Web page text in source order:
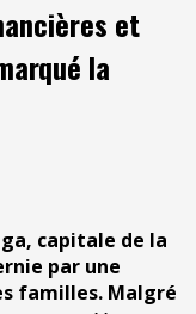
et
la
capitale de la
par une
familles. Malgré